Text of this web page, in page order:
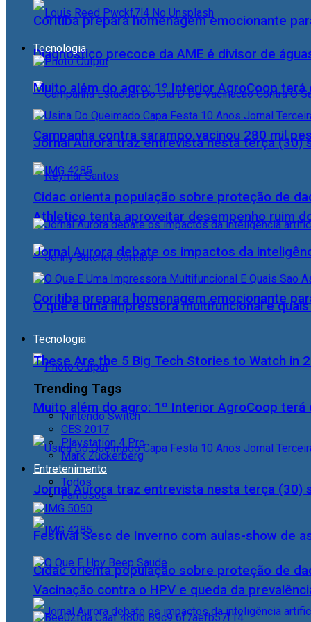
Diagnóstico precoce da AME é divisor de
Campanha contra sarampo vacinou 280 mil
Athletico tenta aproveitar desempenho ruim
Coritiba prepara homenagem emocionante
Tecnologia
Muito além do agro: 1º Interior AgroCoop
Jornal Aurora traz entrevista nesta terça (30)
Cidac orienta população sobre proteção de
Coritiba prepara homenagem emocionante
Tecnologia
Muito além do agro: 1º Interior AgroCoop
Jornal Aurora traz entrevista nesta terça (30)
Cidac orienta população sobre proteção de
Jornal Aurora debate os impactos da
O que é uma impressora multifuncional e
These Are the 5 Big Tech Stories to Watch in
Trending Tags
Nintendo Switch
CES 2017
Playstation 4 Pro
Mark Zuckerberg
Entretenimento
Todos
Famosos
Festival Sesc de Inverno com aulas-show de
Vacinação contra o HPV e queda da